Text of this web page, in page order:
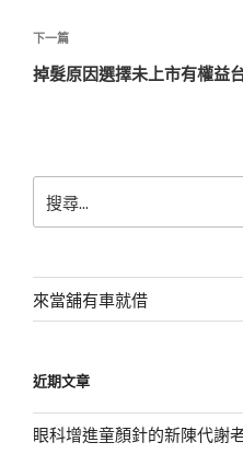
覽
文
章
下
一
下一篇
掉髮原因選擇未上市有權益
尋
字:
來當舖有車就借
近期文章
眼科增進童顏針的新陳代謝